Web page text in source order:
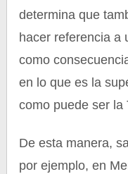
determina que
hacer referencia a
como
en lo que es la
como puede ser la
De esta manera,
por ejemplo, en